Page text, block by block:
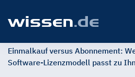
Einmalkauf versus Abonnement:
Software-Lizenzmodell passt zu